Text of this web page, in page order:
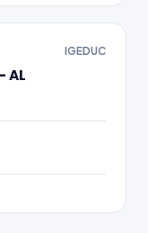
IGEDUC
AL